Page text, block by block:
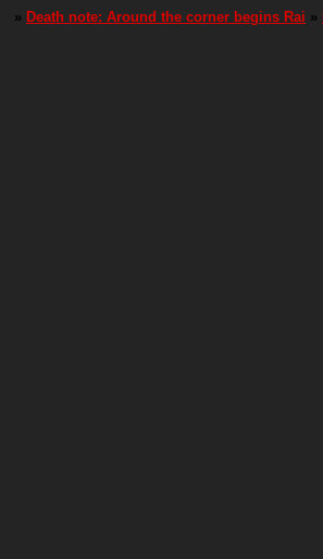
» Death note: Around the corner begins Rai »